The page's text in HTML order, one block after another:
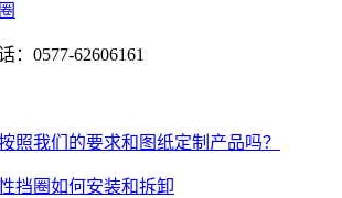
：0577-62606161
照我们的要求和图纸定制产品吗？
挡圈如何安装和拆卸